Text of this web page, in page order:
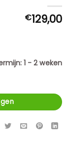
€129,00
1 - 2 weken